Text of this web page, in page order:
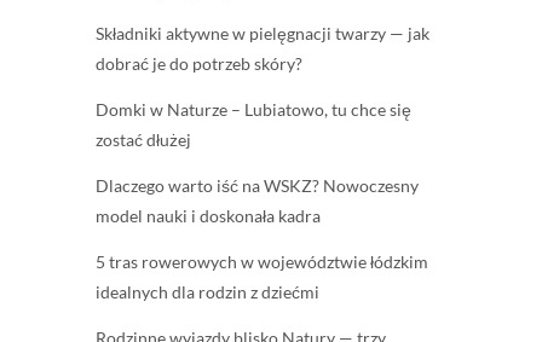
Składniki aktywne w pielęgnacji twarzy — jak
dobrać je do potrzeb skóry?
Domki w Naturze – Lubiatowo, tu chce się
zostać dłużej
Dlaczego warto iść na WSKZ? Nowoczesny
model nauki i doskonała kadra
5 tras rowerowych w województwie łódzkim
idealnych dla rodzin z dziećmi